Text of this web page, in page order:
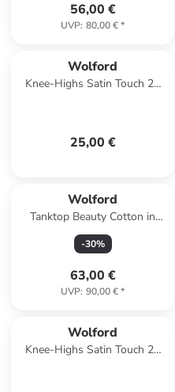
56,00 €
UVP: 80,00 €*
Wolford
Knee-Highs Satin Touch 20
25,00 €
Wolford
Tanktop Beauty Cotton in
powder pink
-30%
63,00 €
UVP: 90,00 €*
Wolford
Knee-Highs Satin Touch 20